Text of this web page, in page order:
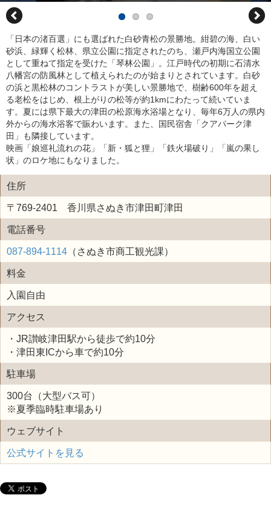
「日本の渚百選」にも選ばれた白砂青松の景勝地。紺碧の海、白い
砂浜、緑輝く松林、県立公園に指定されたのち、瀬戸内海国立公園
として重ねて指定を受けた「琴林公園」。江戸時代の初期に石清水
八幡宮の防風林として植えられたのが始まりとされています。白砂
の浜と黒松林のコントラストが美しい景勝地で、樹齢600年を超え
る老松をはじめ、根上がりの松等が約1kmにわたって続いていま
す。夏には県下最大の津田の松原海水浴場となり、毎年6万人の県内
外からの海水浴客で賑わいます。また、国民宿舎「クアパーク津
田」も隣接しています。
映画「娘巡礼流れの花」「新・狐と狸」「鉄火場破り」「嵐の果し
状」のロケ地にもなりました。
住所
〒769-2401 香川県さぬき市津田町津田
電話番号
087-894-1114 （さぬき市商工観光課）
料金
入園自由
アクセス
・JR讃岐津田駅から徒歩で約10分
・津田東ICから車で約10分
駐車場
300台（大型バス可）
※夏季臨時駐車場あり
ウェブサイト
公式サイトを見る